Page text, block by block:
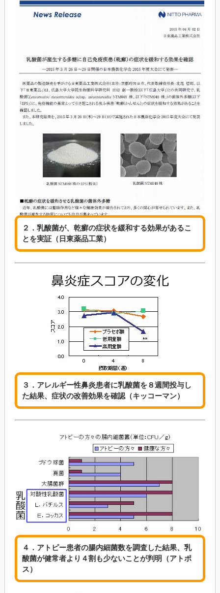
２．乳酸菌が、乾癬の症状を緩和する効果があるこ
とを実証（日東薬品工業）
３．アレルギー性鼻炎患者に乳酸菌を８週間投与し
た結果、症状の改善効果を確認（キッコーマン）
４．アトピー患者の腸内細菌数を調査した結果、乳
酸菌が健常者より４割も少ないことが判明（アトポ
ス）